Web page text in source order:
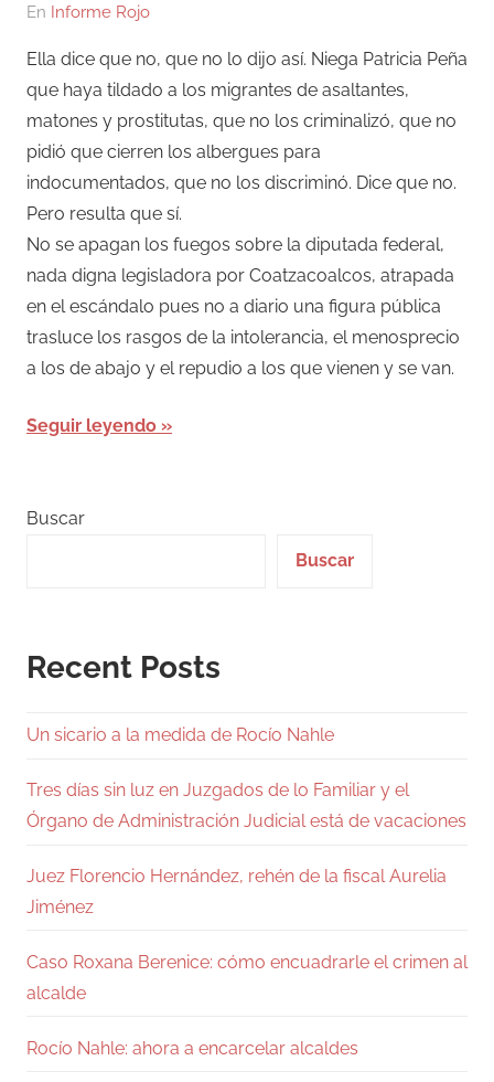
En Informe Rojo
Ella dice que no, que no lo dijo así. Niega Patricia Peña
que haya tildado a los migrantes de asaltantes,
matones y prostitutas, que no los criminalizó, que no
pidió que cierren los albergues para
indocumentados, que no los discriminó. Dice que no.
Pero resulta que sí.
No se apagan los fuegos sobre la diputada federal,
nada digna legisladora por Coatzacoalcos, atrapada
en el escándalo pues no a diario una figura pública
trasluce los rasgos de la intolerancia, el menosprecio
a los de abajo y el repudio a los que vienen y se van.
Seguir leyendo
Buscar
Buscar
Recent Posts
Un sicario a la medida de Rocío Nahle
Tres días sin luz en Juzgados de lo Familiar y el
Órgano de Administración Judicial está de vacaciones
Juez Florencio Hernández, rehén de la fiscal Aurelia
Jiménez
Caso Roxana Berenice: cómo encuadrarle el crimen al
alcalde
Rocío Nahle: ahora a encarcelar alcaldes